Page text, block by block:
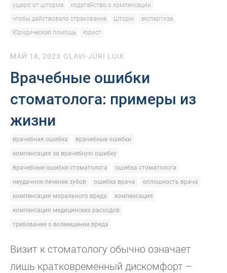
ущерб от шторма
ходатайство о компенсации
чтобы действовало страхование
Шторм
экспертиза
Юридическая помощь
юрист
МАЙ 18, 2023 OLAVI-JÜRI LUIK
Врачебные ошибки
стоматолога: примеры из
жизни
врачебная ошибка
врачебные ошибки
компенсация за врачебную ошибку
врачебные ошибки стоматолога
ошибка стоматолога
неудачное лечение зубов
ошибка врача
оплошность врача
компенсация морального вреда
компенсация
компенсация медицинских расходов
требование о возмещении вреда
Визит к стоматологу обычно означает
лишь кратковременный дискомфорт –